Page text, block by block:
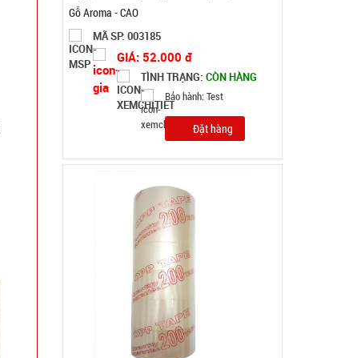
MÃ SP: 000034
GIÁ: 77.000 đ
TÌNH TRẠNG: CÒN HÀNG
Bảo hành: Test
Đặt hàng